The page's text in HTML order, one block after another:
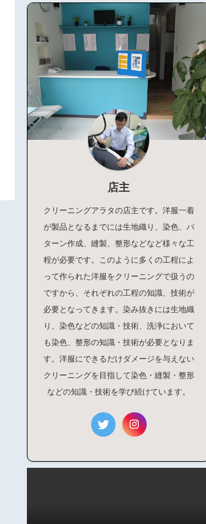
店主
クリーニングアラタの店主です。洋服一着
が製品となるまでには生地織り、染色、パ
ターン作成、縫製、整形などなど様々な工
程が必要です。このように多くの工程によ
って作られた洋服をクリーニングで扱うの
ですから、それぞれの工程の知識、技術が
必要となってきます。染み抜きには生地織
り、染色などの知識・技術、洗浄において
も染色、整形の知識・技術が必要となりま
す。洋服にできるだけダメージを与えない
クリーニングを目指して染色・縫製・整形
などの知識・技術を学び続けています。